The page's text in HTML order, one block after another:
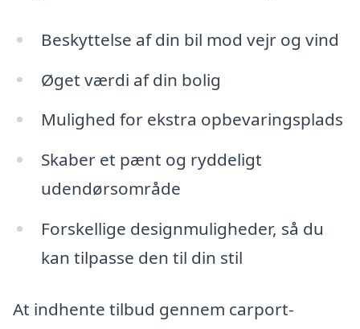
Beskyttelse af din bil mod vejr og vind
Øget værdi af din bolig
Mulighed for ekstra opbevaringsplads
Skaber et pænt og ryddeligt
udendørsområde
Forskellige designmuligheder, så du
kan tilpasse den til din stil
At indhente tilbud gennem carport-